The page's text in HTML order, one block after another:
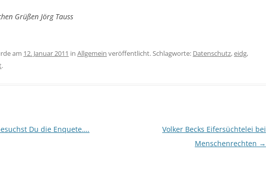
Grüßen Jörg Tauss
am 12. Januar 2011 in Allgemein veröffentlicht. Schlagworte: Datenschutz,eidg,
.
Du die Enquete….
Volker Becks Eifersüchtelei bei
Menschenrechten →